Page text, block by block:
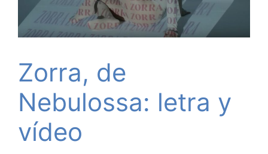
Zorra, de
Nebulossa: letra y
vídeo